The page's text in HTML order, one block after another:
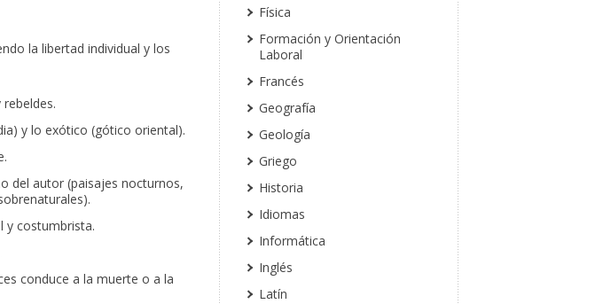
la libertad individual y los
y lo exótico (gótico oriental).
del autor (paisajes nocturnos,
y costumbrista.
conduce a la muerte o a la
Física
Formación y Orientación
Laboral
Francés
Geografía
Geología
Griego
Historia
Idiomas
Informática
Inglés
Latín